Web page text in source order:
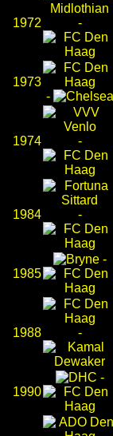
1972 -
1973
-
1974 -
1984 -
1985
-
1988 -
1990
-